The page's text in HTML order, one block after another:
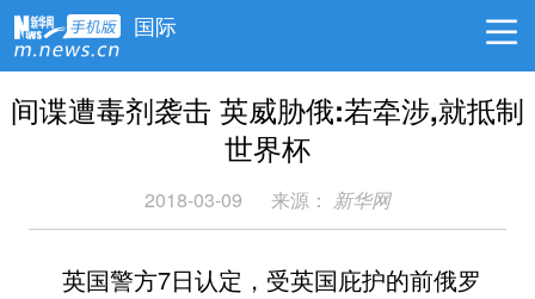
国际
间谍遭毒剂袭击 英威胁俄:若牵涉,就抵制
世界杯
2018-03-09 来源： 新华网
英国警方7日认定，受英国庇护的前俄罗